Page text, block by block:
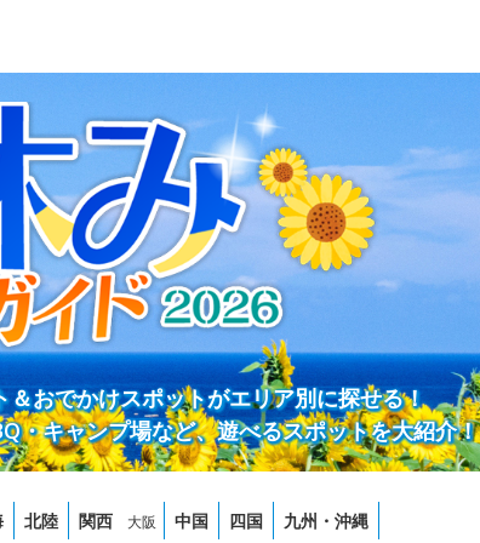
おでかけスポットがエリア別に探せる！
・キャンプ場など、遊べるスポットを大紹介！
北陸 関西 大阪 中国 四国 九州・沖縄